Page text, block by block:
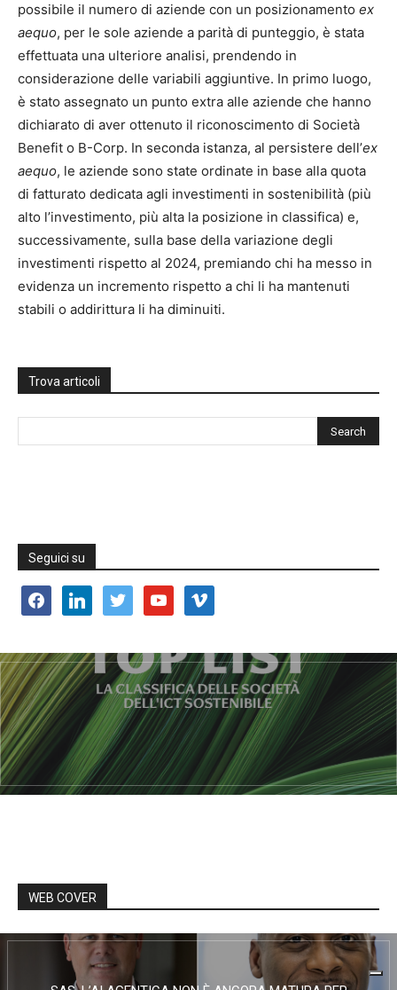
possibile il numero di aziende con un posizionamento ex
aequo, per le sole aziende a parità di punteggio, è stata
effettuata una ulteriore analisi, prendendo in
considerazione delle variabili aggiuntive. In primo luogo,
è stato assegnato un punto extra alle aziende che hanno
dichiarato di aver ottenuto il riconoscimento di Società
Benefit o B-Corp. In seconda istanza, al persistere dell’ex
aequo, le aziende sono state ordinate in base alla quota
di fatturato dedicata agli investimenti in sostenibilità (più
alto l’investimento, più alta la posizione in classifica) e,
successivamente, sulla base della variazione degli
investimenti rispetto al 2024, premiando chi ha messo in
evidenza un incremento rispetto a chi li ha mantenuti
stabili o addirittura li ha diminuiti.
Trova articoli
Seguici su
facebooklinkedin twitter youtube vimeo
WEB COVER